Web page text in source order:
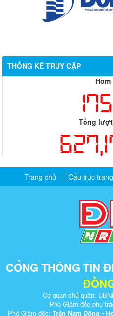
THỐNG KÊ TRUY CẬP
Hôm
Tổng
Trang chủ Cấu trúc trang
CỔNG THÔNG TIN
Cơ quan chủ quản:
Phó Giám đốc phụ
Phó Giám đốc: Trần Nam Đông -